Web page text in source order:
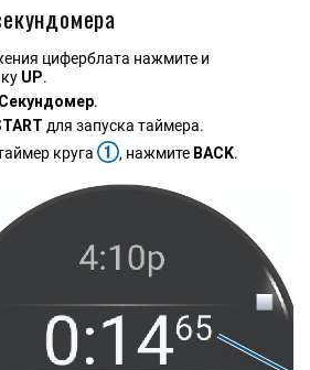
циферблата нажмите и
UP.
Секундо​мер.
для запуска таймера.
круга
, нажмите BACK.